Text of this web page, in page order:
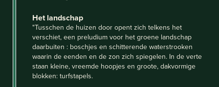
Het landschap
"Tusschen de huizen door opent zich telkens het
verschiet, een preludium voor het groene landschap
daarbuiten : boschjes en schitterende waterstrooken
waarin de eenden en de zon zich spiegelen. In de verte
staan kleine, vreemde hoopjes en groote, dakvormige
blokken: turfstapels.